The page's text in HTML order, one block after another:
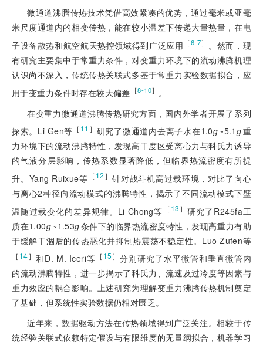
微通道沸腾传热技术凭借高效紧凑的优势，通过毫米或亚毫
米尺度通道内的相变传热，能在较小温差下传递大量热量，在电
子设备散热和航空航天热控领域得到广泛应用 ［6-7］
。然而，现
有研究主要集中于常重力条件，对变重力环境下的流动沸腾机理
认识尚不深入，传统传热关联式多基于常重力实验数据拟合，应
用于变重力条件时存在较大偏差 ［8-10］ 。
在变重力微通道沸腾传热研究方面，国内外学者开展了系列
探索。Li Gen等 ［ 11 ］ 研究了微通道内去离子水在1.0g~5.1 g重
力环境下的流动沸腾特性，发现高干度区受离心力与科氏力诱导
的气液分层影响，传热系数显著降低，但临界热流密度有所提
升。Yang Ruixue等 ［ 12 ］ 针对战斗机高过载环境，对比了向心
与离心2种径向流动模式的沸腾特性，揭示了不同流动模式下壁
温随过载变化的差异规律。Li Chong等 ［ 13 ］研究了R245fa工
质在1.00g~1.53g条件下的临界热流密度特性，发现高重力有助
于缓解干涸后的传热恶化并抑制热震荡不稳定性。Luo Zufen等
［ 14］和D. M. Iceri等 ［ 15 ］ 分别研究了水平微管和垂直微管内
的流动沸腾特性，进一步揭示了科氏力、流速及过冷度等因素与
重力效应的耦合影响。上述研究为理解变重力沸腾传热机制奠定
了基础，但系统性实验数据仍相对匮乏。
近年来，数据驱动方法在传热领域得到广泛关注。相较于传
统经验关联式依赖特定假设与有限维度的无量纲拟合，机器学习